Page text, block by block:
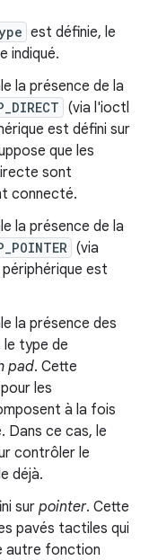
est définie, le
indiqué.
la présence de la
(via l'ioctl
est défini sur
que les
sont
connecté.
la présence de la
(via
est
la présence des
le type de
pad. Cette
les
à la fois
Dans ce cas, le
contrôler le
déjà.
sur pointer. Cette
pavés tactiles qui
autre fonction